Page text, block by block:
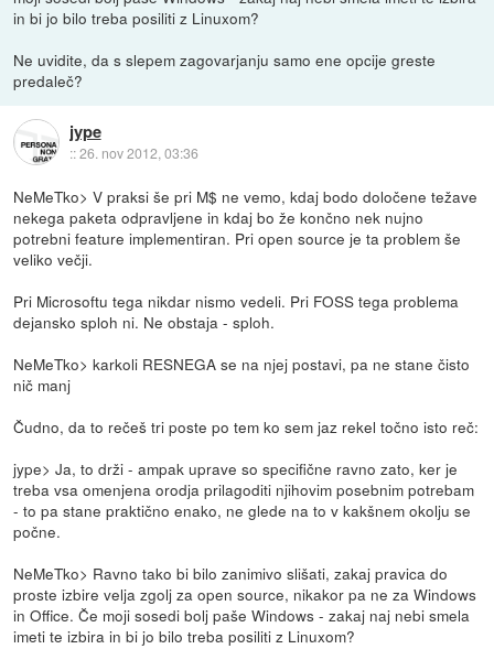
in bi jo bilo treba posiliti z Linuxom?
Ne uvidite, da s slepem zagovarjanju samo ene opcije greste
predaleč?
jype
::26. nov 2012, 03:36
NeMeTko> V praksi še pri M$ ne vemo, kdaj bodo določene težave
nekega paketa odpravljene in kdaj bo že končno nek nujno
potrebni feature implementiran. Pri open source je ta problem še
veliko večji.
Pri Microsoftu tega nikdar nismo vedeli. Pri FOSS tega problema
dejansko sploh ni. Ne obstaja - sploh.
NeMeTko> karkoli RESNEGA se na njej postavi, pa ne stane čisto
nič manj
Čudno, da to rečeš tri poste po tem ko sem jaz rekel točno isto reč:
jype> Ja, to drži - ampak uprave so specifične ravno zato, ker je
treba vsa omenjena orodja prilagoditi njihovim posebnim potrebam
- to pa stane praktično enako, ne glede na to v kakšnem okolju se
počne.
NeMeTko> Ravno tako bi bilo zanimivo slišati, zakaj pravica do
proste izbire velja zgolj za open source, nikakor pa ne za Windows
in Office. Če moji sosedi bolj paše Windows - zakaj naj nebi smela
imeti te izbira in bi jo bilo treba posiliti z Linuxom?